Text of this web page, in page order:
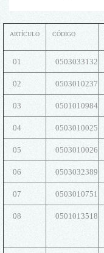
ARTÍCULO CÓDIGO
01 0503033132
02 0503010237
03 0501010984
04 0503010025
05 0503010026
06 0503032389
07 0503010751
08 0501013518